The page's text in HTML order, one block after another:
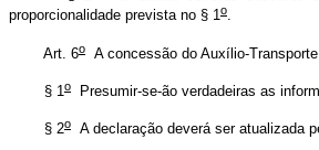
proporcionalidade prevista no § 1o.
Art. 6o A concessão do Auxílio-
§ 1o Presumir-se-ão verdadeiras as
§ 2o A declaração deverá ser atualizada